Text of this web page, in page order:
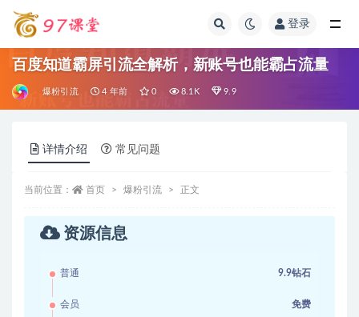
登录
百度知道霸屏引流全解析，新账号也能霸占流量
爆粉引流 4 年前 0 8.1K 9.9
详情介绍 常见问题
当前位置： 首页 爆粉引流 正文
资源信息
普通 9.9钻石
会员 免费